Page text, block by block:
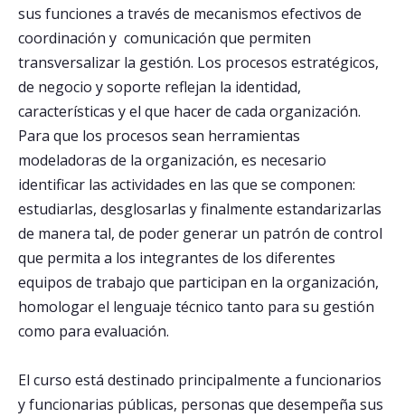
sus funciones a través de mecanismos efectivos de
coordinación y comunicación que permiten
transversalizar la gestión. Los procesos estratégicos,
de negocio y soporte reflejan la identidad,
características y el que hacer de cada organización.
Para que los procesos sean herramientas
modeladoras de la organización, es necesario
identificar las actividades en las que se componen:
estudiarlas, desglosarlas y finalmente estandarizarlas
de manera tal, de poder generar un patrón de control
que permita a los integrantes de los diferentes
equipos de trabajo que participan en la organización,
homologar el lenguaje técnico tanto para su gestión
como para evaluación.
El curso está destinado principalmente a funcionarios
y funcionarias públicas, personas que desempeña sus